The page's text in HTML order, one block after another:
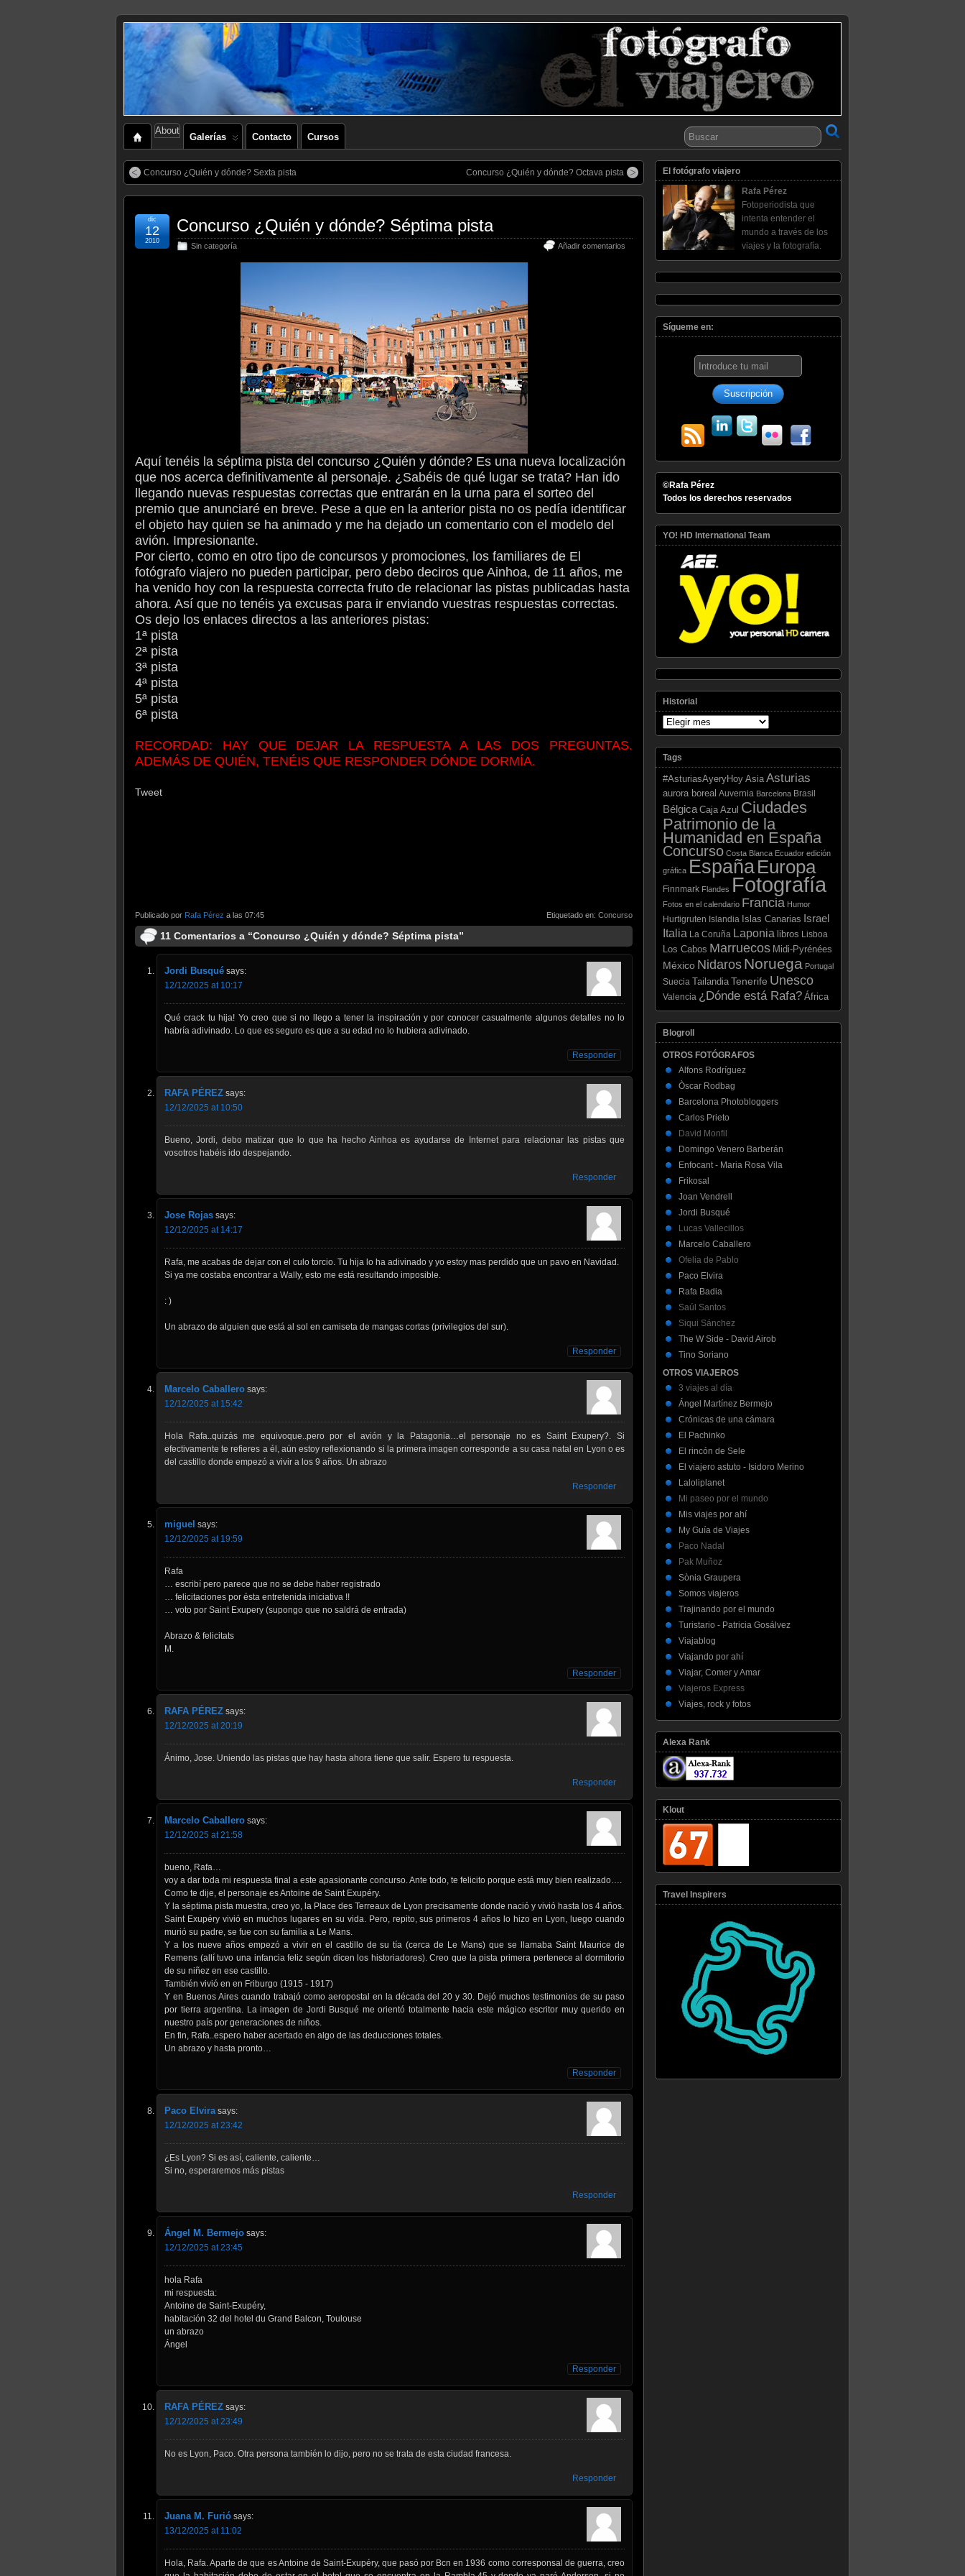
About
Galerías Contacto Cursos
Concurso ¿Quién y dónde? Sexta pista Concurso ¿Quién y dónde? Octava pista
Concurso ¿Quién y dónde? Séptima pista
Sin categoría Añadir comentarios
dic
12
2010
Aquí tenéis la séptima pista del concurso ¿Quién y dónde? Es una nueva localización
que nos acerca definitivamente al personaje. ¿Sabéis de qué lugar se trata? Han ido
llegando nuevas respuestas correctas que entrarán en la urna para el sorteo del
premio que anunciaré en breve. Pese a que en la anterior pista no os pedía identificar
el objeto hay quien se ha animado y me ha dejado un comentario con el modelo del
avión. Impresionante.
Por cierto, como en otro tipo de concursos y promociones, los familiares de El
fotógrafo viajero no pueden participar, pero debo deciros que Ainhoa, de 11 años, me
ha venido hoy con la respuesta correcta fruto de relacionar las pistas publicadas hasta
ahora. Así que no tenéis ya excusas para ir enviando vuestras respuestas correctas.
Os dejo los enlaces directos a las anteriores pistas:
1ª pista
2ª pista
3ª pista
4ª pista
5ª pista
6ª pista
RECORDAD: HAY QUE DEJAR LA RESPUESTA A LAS DOS PREGUNTAS.
ADEMÁS DE QUIÉN, TENÉIS QUE RESPONDER DÓNDE DORMÍA.
Tweet
Publicado por Rafa Pérez a las 07:45 Etiquetado en: Concurso
11 Comentarios a “Concurso ¿Quién y dónde? Séptima pista”
Jordi Busqué says:
12/12/2025 at 10:17
Qué crack tu hija! Yo creo que si no llego a tener la inspiración y por conocer casualmente algunos detalles no lo
habría adivinado. Lo que es seguro es que a su edad no lo hubiera adivinado.
Responder
RAFA PÉREZ says:
12/12/2025 at 10:50
Bueno, Jordi, debo matizar que lo que ha hecho Ainhoa es ayudarse de Internet para relacionar las pistas que
vosotros habéis ido despejando.
Responder
Jose Rojas says:
12/12/2025 at 14:17
Rafa, me acabas de dejar con el culo torcio. Tu hija lo ha adivinado y yo estoy mas perdido que un pavo en Navidad.
Si ya me costaba encontrar a Wally, esto me está resultando imposible.
: )
Un abrazo de alguien que está al sol en camiseta de mangas cortas (privilegios del sur).
Responder
Marcelo Caballero says:
12/12/2025 at 15:42
Hola Rafa..quizás me equivoque..pero por el avión y la Patagonia…el personaje no es Saint Exupery?. Si
efectivamente te refieres a él, aún estoy reflexionando si la primera imagen corresponde a su casa natal en Lyon o es
del castillo donde empezó a vivir a los 9 años. Un abrazo
Responder
miguel says:
12/12/2025 at 19:59
Rafa
… escribí pero parece que no se debe haber registrado
… felicitaciones por ésta entretenida iniciativa !!
… voto por Saint Exupery (supongo que no saldrá de entrada)
Abrazo & felicitats
M.
Responder
RAFA PÉREZ says:
12/12/2025 at 20:19
Ánimo, Jose. Uniendo las pistas que hay hasta ahora tiene que salir. Espero tu respuesta.
Responder
Marcelo Caballero says:
12/12/2025 at 21:58
bueno, Rafa…
voy a dar toda mi respuesta final a este apasionante concurso. Ante todo, te felicito porque está muy bien realizado….
Como te dije, el personaje es Antoine de Saint Exupéry.
Y la séptima pista muestra, creo yo, la Place des Terreaux de Lyon precisamente donde nació y vivió hasta los 4 años.
Saint Exupéry vivió en muchos lugares en su vida. Pero, repito, sus primeros 4 años lo hizo en Lyon, luego cuando
murió su padre, se fue con su familia a Le Mans.
Y a los nueve años empezó a vivir en el castillo de su tía (cerca de Le Mans) que se llamaba Saint Maurice de
Remens (allí tuvo una infancia feliz según dicen los historiadores). Creo que la pista primera pertenece al dormitorio
de su niñez en ese castillo.
También vivió en en Friburgo (1915 - 1917)
Y en Buenos Aires cuando trabajó como aeropostal en la década del 20 y 30. Dejó muchos testimonios de su paso
por tierra argentina. La imagen de Jordi Busqué me orientó totalmente hacia este mágico escritor muy querido en
nuestro país por generaciones de niños.
En fin, Rafa..espero haber acertado en algo de las deducciones totales.
Un abrazo y hasta pronto…
Responder
Paco Elvira says:
12/12/2025 at 23:42
¿Es Lyon? Si es así, caliente, caliente…
Si no, esperaremos más pistas
Responder
Ángel M. Bermejo says:
12/12/2025 at 23:45
hola Rafa
mi respuesta:
Antoine de Saint-Exupéry,
habitación 32 del hotel du Grand Balcon, Toulouse
un abrazo
Ángel
Responder
RAFA PÉREZ says:
12/12/2025 at 23:49
No es Lyon, Paco. Otra persona también lo dijo, pero no se trata de esta ciudad francesa.
Responder
Juana M. Furió says:
13/12/2025 at 11:02
Hola, Rafa. Aparte de que es Antoine de Saint-Exupéry, que pasó por Bcn en 1936 como corresponsal de guerra, creo
El fotógrafo viajero
Rafa Pérez
Fotoperiodista que
intenta entender el
mundo a través de los
viajes y la fotografía.
Sígueme en:
©Rafa Pérez
Todos los derechos reservados
YO! HD International Team
Historial
Tags
#AsturiasAyeryHoy Asia Asturias
aurora boreal Auvernia Barcelona Brasil
Bélgica Caja Azul Ciudades
Patrimonio de la
Humanidad en España
Concurso Costa Blanca Ecuador edición
gráfica EspañaEuropa
Finnmark Flandes Fotografía
Fotos en el calendario Francia Humor
Hurtigruten Islandia Islas Canarias Israel
Italia La Coruña Laponia libros Lisboa
Los Cabos Marruecos Midi-Pyrénées
México Nidaros Noruega Portugal
Suecia Tailandia Tenerife Unesco
Valencia ¿Dónde está Rafa? África
Blogroll
OTROS FOTÓGRAFOS
Alfons Rodríguez
Òscar Rodbag
Barcelona Photobloggers
Carlos Prieto
David Monfil
Domingo Venero Barberán
Enfocant - Maria Rosa Vila
Frikosal
Joan Vendrell
Jordi Busqué
Lucas Vallecillos
Marcelo Caballero
Ofelia de Pablo
Paco Elvira
Rafa Badia
Saúl Santos
Siqui Sánchez
The W Side - David Airob
Tino Soriano
OTROS VIAJEROS
3 viajes al día
Ángel Martínez Bermejo
Crónicas de una cámara
El Pachinko
El rincón de Sele
El viajero astuto - Isidoro Merino
Laloliplanet
Mi paseo por el mundo
Mis viajes por ahí
My Guía de Viajes
Paco Nadal
Pak Muñoz
Sònia Graupera
Somos viajeros
Trajinando por el mundo
Turistario - Patricia Gosálvez
Viajablog
Viajando por ahí
Viajar, Comer y Amar
Viajeros Express
Viajes, rock y fotos
Alexa Rank
Klout
Travel Inspirers